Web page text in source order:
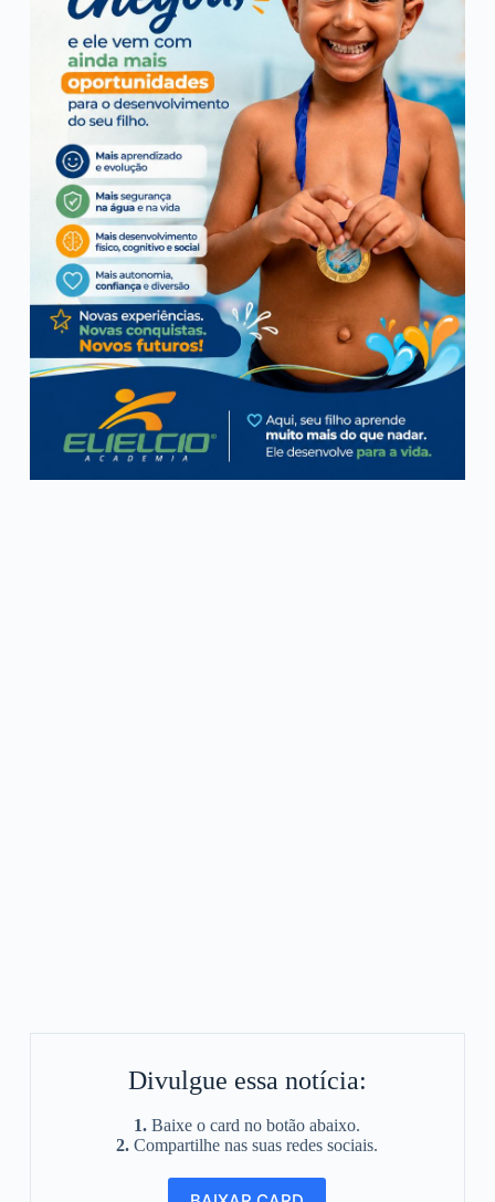
Divulgue essa notícia:
1. Baixe o card no botão abaixo.
2. Compartilhe nas suas redes sociais.